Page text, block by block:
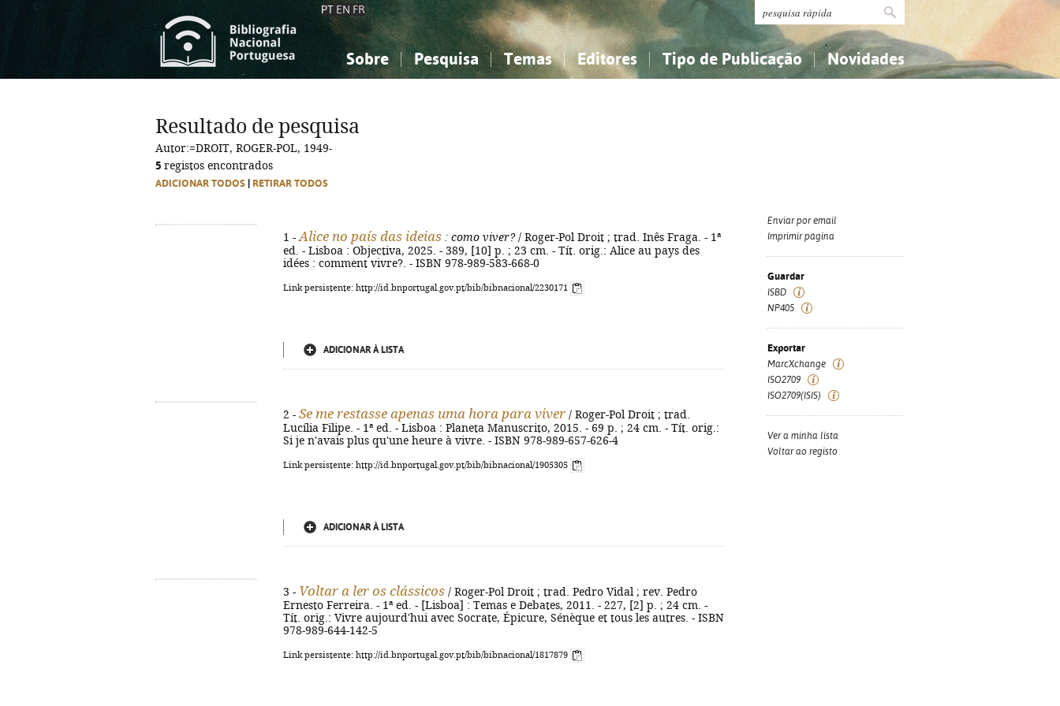
PT EN FR
Sobre Pesquisa Temas
Ciências sociais...
Editores Tipo de Publicação Novidades
Ciências sociais...
Resultado de pesquisa
Autor:=DROIT, ROGER-POL, 1949-
5 registos encontrados
ADICIONAR TODOS RETIRAR TODOS
1 - Alice no país das ideias : como viver?/ Roger-Pol Droit ; trad. Inês Fraga. - 1ª
ed. - Lisboa : Objectiva, 2025. - 389, [10] p. ; 23 cm. - Tít. orig.: Alice au pays des
idées : comment vivre?. - ISBN 978-989-583-668-0
Link persistente: http://id.bnportugal.gov.pt/bib/bibnacional/2230171
ADICIONAR À LISTA
2 - Se me restasse apenas uma hora para viver / Roger-Pol Droit ; trad.
Lucília Filipe. - 1ª ed. - Lisboa : Planeta Manuscrito, 2015. - 69 p. ; 24 cm. - Tít. orig.:
Si je n'avais plus qu'une heure à vivre. - ISBN 978-989-657-626-4
Link persistente: http://id.bnportugal.gov.pt/bib/bibnacional/1905305
ADICIONAR À LISTA
3 - Voltar a ler os clássicos / Roger-Pol Droit ; trad. Pedro Vidal ; rev. Pedro
Ernesto Ferreira. - 1ª ed. - [Lisboa] : Temas e Debates, 2011. - 227, [2] p. ; 24 cm. -
Tít. orig.: Vivre aujourd'hui avec Socrate, Épicure, Sénèque et tous les autres. - ISBN
978-989-644-142-5
Link persistente: http://id.bnportugal.gov.pt/bib/bibnacional/1817879
Enviar por email
Imprimir página
Guardar
ISBD
NP405
Exportar
MarcXchange
ISO2709
ISO2709(ISIS)
Ver a minha lista
Voltar ao registo